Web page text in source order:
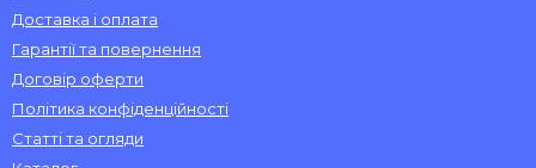
Доставка і оплата
Гарантії та повернення
Договір оферти
Політика конфіденційності
Статті та огляди